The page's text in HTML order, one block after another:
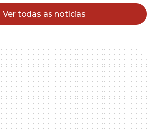
Ver todas as notícias